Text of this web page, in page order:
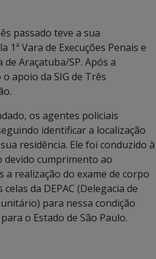
passado teve a sua
1ª Vara de Execuções Penais e
de Araçatuba/SP. Após a
apoio da SIG de Três
os agentes policiais
identificar a localização
residência. Ele foi conduzido à
devido cumprimento ao
a realização do exame de corpo
da DEPAC (Delegacia de
para nessa condição
o Estado de São Paulo.